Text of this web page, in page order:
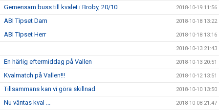
Gemensam buss till kvalet i Broby, 20/10 2018-10-19 11:56
ABI Tipset Dam 2018-10-18 13:22
ABI Tipset Herr 2018-10-18 13:16
2018-10-13 21:43
En härlig eftermiddag på Vallen 2018-10-13 20:51
Kvalmatch på Vallen!!! 2018-10-12 13:51
Tillsammans kan vi göra skillnad 2018-10-10 13:50
Nu väntas kval ... 2018-10-08 21:47